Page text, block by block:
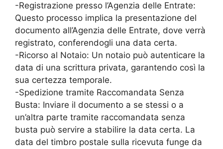
-Registrazione presso l’Agenzia delle Entrate:
Questo processo implica la presentazione del
documento all’Agenzia delle Entrate, dove verrà
registrato, conferendogli una data certa.
-Ricorso al Notaio: Un notaio può autenticare la
data di una scrittura privata, garantendo così la
sua certezza temporale.
-Spedizione tramite Raccomandata Senza
Busta: Inviare il documento a se stessi o a
un’altra parte tramite raccomandata senza
busta può servire a stabilire la data certa. La
data del timbro postale sulla ricevuta funge da